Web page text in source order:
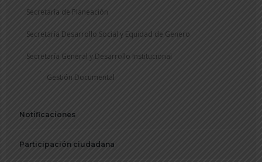
Secretaría de Planeación
Secretaría Desarrollo Social y Equidad de Genero
Secretaría General y Desarrollo Institucional
Gestión Documental
Notificaciones
Participación ciudadana